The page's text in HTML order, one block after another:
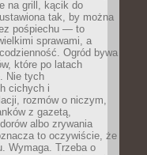
na grill, kącik do
tak, by można
pośpiechu — to
sprawami, a
Ogród bywa
które po latach
Nie tych
cichych i
rozmów o niczym,
z gazetą,
albo zrywania
to oczywiście, że
Wymaga. Trzeba o